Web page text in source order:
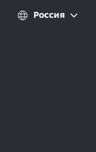
Россия